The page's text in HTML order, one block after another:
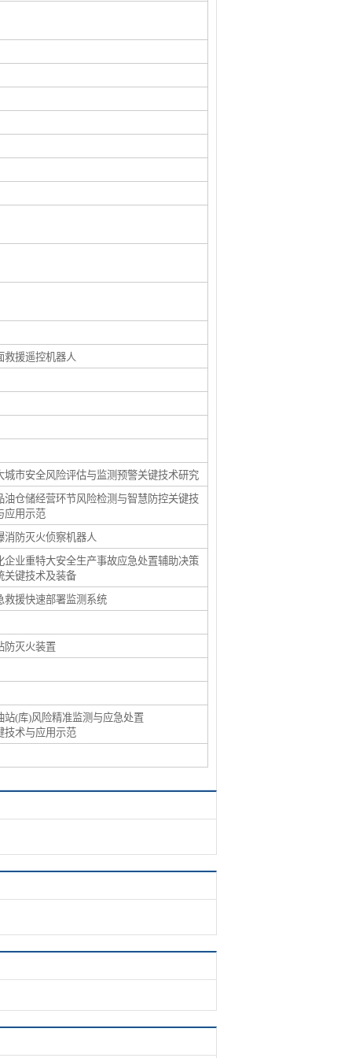
救援遥控机器人
城市安全风险评估与监测预警关键技术研究
油仓储经营环节风险检测与智慧防控关键技
应用示范
消防灭火侦察机器人
企业重特大安全生产事故应急处置辅助决策
关键技术及装备
救援快速部署监测系统
防灭火装置
站(库)风险精准监测与应急处置
技术与应用示范